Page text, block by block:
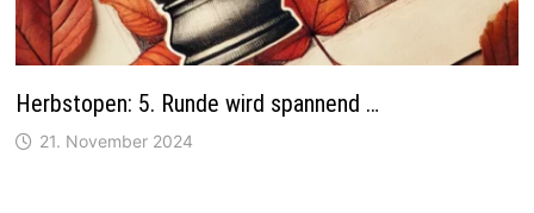
Herbstopen: 5. Runde wird spannend …
21. November 2024